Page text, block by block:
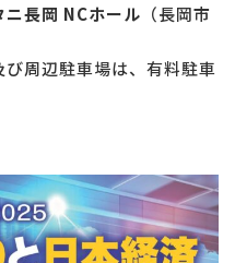
長岡 NCホール （長岡市
駐車場は、有料駐車